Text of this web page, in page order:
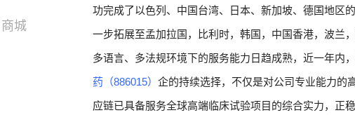
商城
功完成了以色列、中国台湾、日本、新加坡、德国地区
一步拓展至孟加拉国，比利时，韩国，中国香港，波兰
多语言、多法规环境下的服务能力日趋成熟，近一年内
药（886015） 企的持续选择，不仅是对公司专业能力的
应链已具备服务全球高端临床试验项目的综合实力，正